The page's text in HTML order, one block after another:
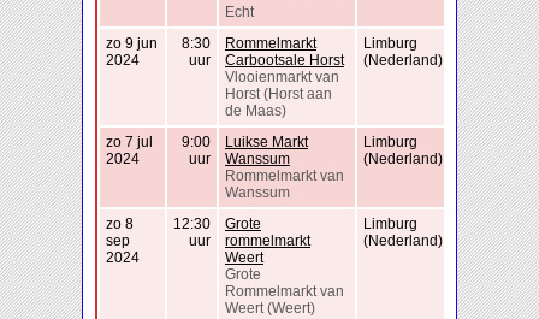
Echt
zo 9 jun
2024
8:30
uur
Rommelmarkt
Carbootsale Horst
Vlooienmarkt van
Horst (Horst aan
de Maas)
Limburg
(Nederland)
zo 7 jul
2024
9:00
uur
Luikse Markt
Wanssum
Rommelmarkt van
Wanssum
Limburg
(Nederland)
zo 8
sep
2024
12:30
uur
Grote
rommelmarkt
Weert
Grote
Rommelmarkt van
Weert (Weert)
Limburg
(Nederland)